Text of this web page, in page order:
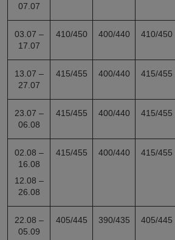
07.07
03.07 –
17.07
410/450 400/440 410/450
13.07 –
27.07
415/455 400/440 415/455
23.07 –
06.08
415/455 400/440 415/455
02.08 –
16.08
12.08 –
26.08
415/455 400/440 415/455
22.08 –
05.09
405/445 390/435 405/445